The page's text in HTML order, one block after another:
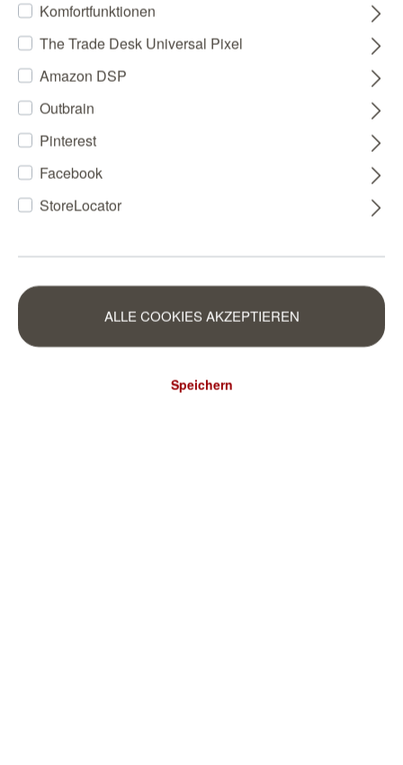
Komfortfunktionen
The Trade Desk Universal Pixel
Amazon DSP
Outbrain
Pinterest
Facebook
StoreLocator
ALLE COOKIES AKZEPTIEREN
Speichern